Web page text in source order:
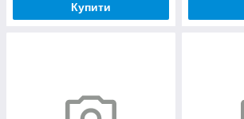
Купити